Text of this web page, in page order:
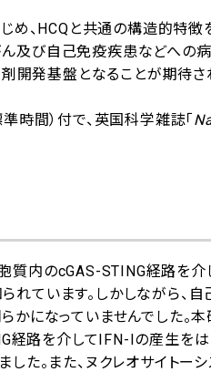
じめ、HCQと共通の構造的特
ん及び自己免疫疾患などへの
開発基盤となることが期待さ
間）付で、英国科学雑誌「
質内のcGAS-STING経路を
れています。しかしながら、
になっていませんでした。
経路を介してIFN-Iの産生を
した。また、ヌクレオサイト